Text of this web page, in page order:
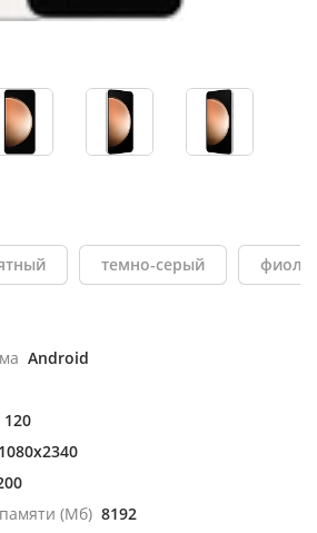
темно-серый
Android
120
1080x2340
(Мб) 8192